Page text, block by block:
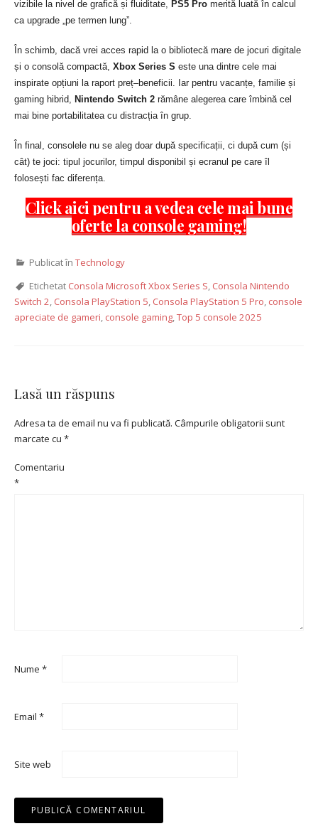
vizibile la nivel de grafică și fluiditate, PS5 Pro merită luată în calcul
ca upgrade „pe termen lung”.
În schimb, dacă vrei acces rapid la o bibliotecă mare de jocuri digitale
și o consolă compactă, Xbox Series S este una dintre cele mai
inspirate opțiuni la raport preț–beneficii. Iar pentru vacanțe, familie și
gaming hibrid,
Nintendo Switch 2 rămâne alegerea care îmbină cel
mai bine portabilitatea cu distracția în grup.
În final, consolele nu se aleg doar după specificații, ci după cum (și
cât) te joci: tipul jocurilor, timpul disponibil și ecranul pe care îl
folosești fac diferența.
Click aici pentru a vedea cele mai bune
oferte la console gaming!
Publicat în Technology
Etichetat Consola Microsoft Xbox Series S, Consola Nintendo
Switch 2, Consola PlayStation 5, Consola PlayStation 5 Pro, console
apreciate de gameri, console gaming,Top 5 console 2025
Lasă un răspuns
Adresa ta de email nu va fi publicată. Câmpurile obligatorii sunt
marcate cu *
Comentariu
*
Nume *
Email *
Site web